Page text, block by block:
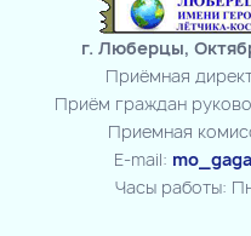
г. Люберцы,
Приёмная
Приём граждан
Приемная
E-mail:
Часы работы: